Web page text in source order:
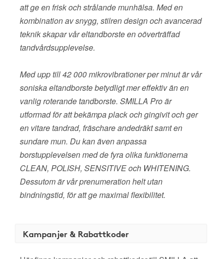
att ge en frisk och strålande munhälsa. Med en
kombination av snygg, stilren design och avancerad
teknik skapar vår eltandborste en oöverträffad
tandvårdsupplevelse.
Med upp till 42 000 mikrovibrationer per minut är vår
soniska eltandborste betydligt mer effektiv än en
vanlig roterande tandborste. SMILLA Pro är
utformad för att bekämpa plack och gingivit och ger
en vitare tandrad, fräschare andedräkt samt en
sundare mun. Du kan även anpassa
borstupplevelsen med de fyra olika funktionerna
CLEAN, POLISH, SENSITIVE och WHITENING.
Dessutom är vår prenumeration helt utan
bindningstid, för att ge maximal flexibilitet.
Kampanjer & Rabattkoder